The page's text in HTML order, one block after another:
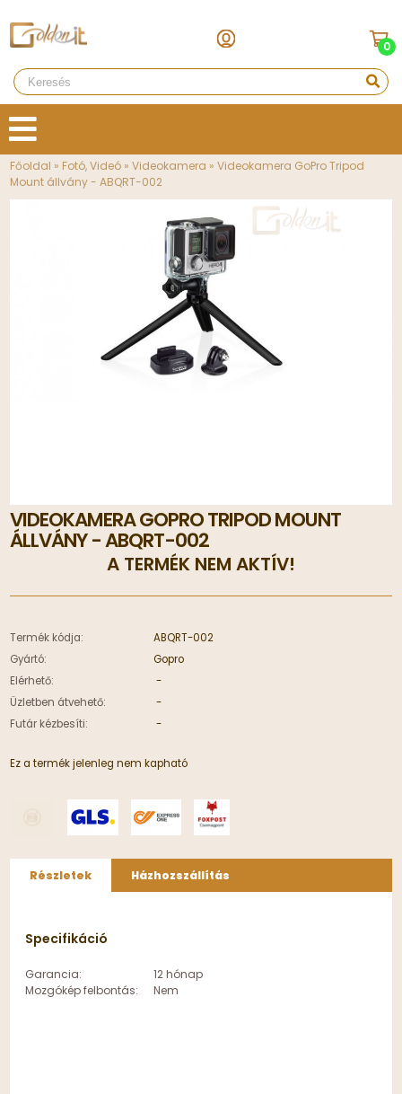
0
Főoldal » Fotó, Videó »Videokamera »Videokamera GoPro Tripod
Mount állvány - ABQRT-002
VIDEOKAMERA GOPRO TRIPOD MOUNT
ÁLLVÁNY - ABQRT-002
A TERMÉK NEM AKTÍV!
Termék kódja:
ABQRT-002
Gyártó:
Gopro
Elérhető:
-
Üzletben átvehető:
-
Futár kézbesíti:
-
Ez a termék jelenleg nem kapható
Részletek Házhozszállítás
Specifikáció
Garancia:
12 hónap
Mozgókép felbontás:
Nem